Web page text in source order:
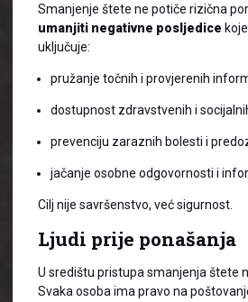
Smanjenje štete ne potiče rizična
umanjiti negativne posljedice
uključuje:
pružanje točnih i provjerenih
dostupnost zdravstvenih i
prevenciju zaraznih bolesti i
jačanje osobne odgovornosti i
Cilj nije savršenstvo, već sigurnost.
Ljudi prije ponašanja
U središtu pristupa smanjenja štete
Svaka osoba ima pravo na